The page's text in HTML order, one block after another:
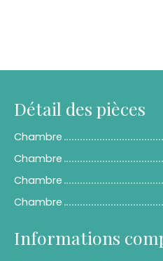
Détail des pièces
Chambre
Chambre
Chambre
Chambre
Informations